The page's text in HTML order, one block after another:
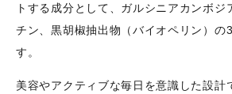
トする成分として、ガルシニアカンボジ
チン、黒胡椒抽出物（バイオペリン）の
す。
美容やアクティブな毎日を意識した設計